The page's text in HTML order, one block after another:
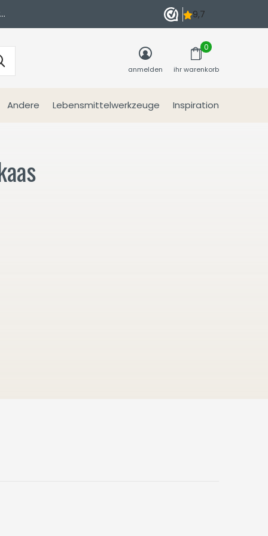
Andere Lebensmittelwerkzeuge Inspiration
anmelden ihr warenkorb
0